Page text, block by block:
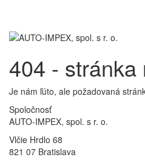
404 -
Je nám ľúto, ale požadovaná
Spoločnosť
AUTO-IMPEX, spol. s r. o.
Vlčie Hrdlo 68
821 07 Bratislava